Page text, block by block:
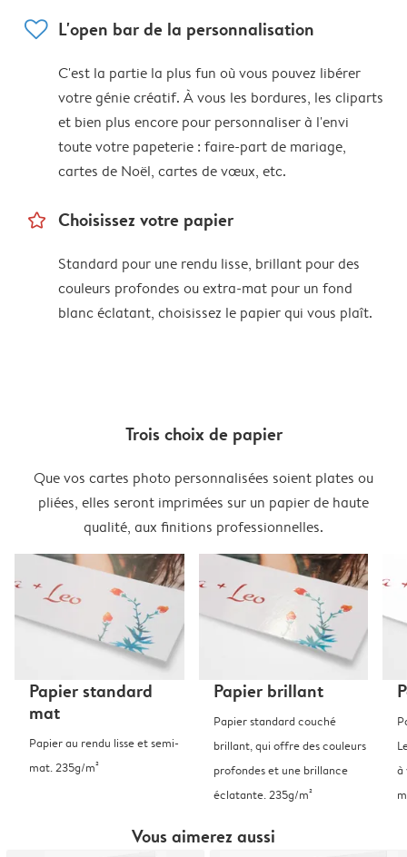
heart L'open bar de la personnalisation
C'est la partie la plus fun où vous pouvez libérer
votre génie créatif. À vous les bordures, les cliparts
et bien plus encore pour personnaliser à l'envi
toute votre papeterie : faire-part de mariage,
cartes de Noël, cartes de vœux, etc.
star_outline Choisissez votre papier
Standard pour une rendu lisse, brillant pour des
couleurs profondes ou extra-mat pour un fond
blanc éclatant, choisissez le papier qui vous plaît.
Trois choix de papier
Que vos cartes photo personnalisées soient plates ou
pliées, elles seront imprimées sur un papier de haute
qualité, aux finitions professionnelles.
Papier standard
mat
Papier au rendu lisse et semi-
mat. 235g/m²
Papier brillant
Papier standard couché
brillant, qui offre des couleurs
profondes et une brillance
éclatante. 235g/m²
à
Vous aimerez aussi